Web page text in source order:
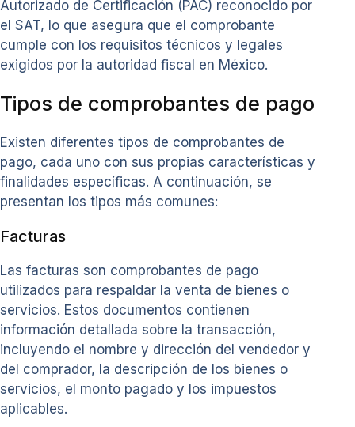
Autorizado de Certificación (PAC) reconocido por
el SAT, lo que asegura que el comprobante
cumple con los requisitos técnicos y legales
exigidos por la autoridad fiscal en México.
Tipos de comprobantes de pago
Existen diferentes tipos de comprobantes de
pago, cada uno con sus propias características y
finalidades específicas. A continuación, se
presentan los tipos más comunes:
Facturas
Las facturas son comprobantes de pago
utilizados para respaldar la venta de bienes o
servicios. Estos documentos contienen
información detallada sobre la transacción,
incluyendo el nombre y dirección del vendedor y
del comprador, la descripción de los bienes o
servicios, el monto pagado y los impuestos
aplicables.